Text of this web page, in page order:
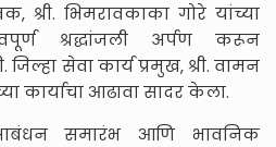
भिमरावकाका गोरे यांच्या
श्रद्धांजली अर्पण करून
सेवा कार्य प्रमुख, श्री. वामन
कार्याचा आढावा सादर केला.
समारंभ आणि भावनिक